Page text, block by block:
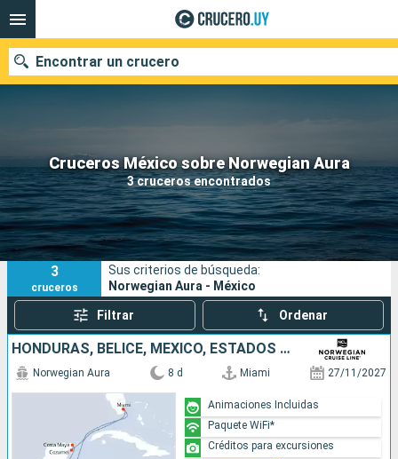
Cruceros México sobre Norwegian Aura
3 cruceros encontrados
Encontrar un crucero
Nuestros destinos
Fecha de salida
Puertos Compañías
Buscar
3
cruceros
Sus criterios de búsqueda:
Norwegian Aura - México
Filtrar Ordenar
HONDURAS, BELICE, MÉXICO, ESTADOS UNIDOS
Norwegian Aura 8 d Miami 27/11/2027
Animaciones Incluidas
Paquete WiFi*
Créditos para excursiones